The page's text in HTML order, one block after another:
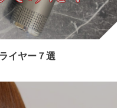
イヤー７選